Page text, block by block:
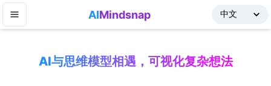
AIMindsnap
AI与思维模型相遇，可视化复杂想法